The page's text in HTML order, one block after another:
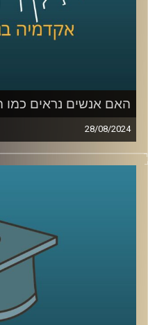
קרדיט תמונות:AudioVersity
האם אנשים נראים
28/08/2024
מה משפיע עלינו יותר?
מדובר בויכוח עתיק למדי
שהיא יכולה לשנות אפילו
אז על זה ועוד תדבר איתנו
אריסון למנהל עסקים,
AudioVersity